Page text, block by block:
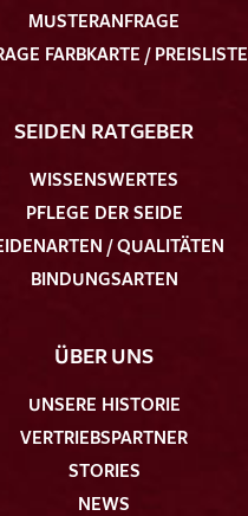
MUSTERANFRAGE
FARBKARTE / PREISLISTE
SEIDEN RATGEBER
WISSENSWERTES
PFLEGE DER SEIDE
/ QUALITÄTEN
BINDUNGSARTEN
ÜBER UNS
UNSERE HISTORIE
VERTRIEBSPARTNER
STORIES
NEWS